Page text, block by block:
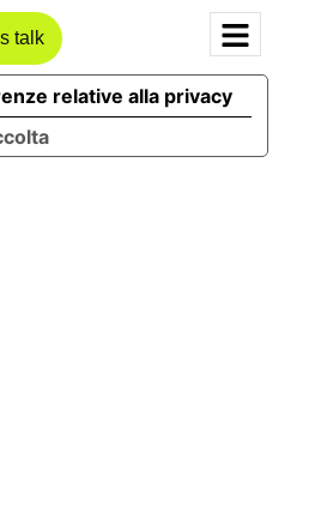
talk
relative alla privacy